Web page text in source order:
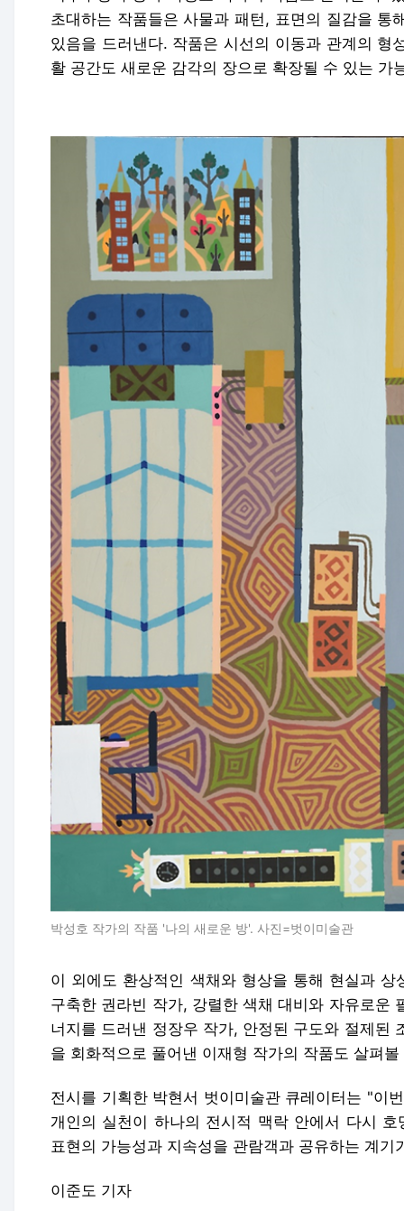
초대하는 작품들은 사물과 패턴, 표면의 질감을 통
있음을 드러낸다. 작품은 시선의 이동과 관계의 형
활 공간도 새로운 감각의 장으로 확장될 수 있는 가
박성호 작가의 작품 '나의 새로운 방'. 사진=벗이미술관
이 외에도 환상적인 색채와 형상을 통해 현실과
구축한 권라빈 작가, 강렬한 색채 대비와 자유로운
너지를 드러낸 정장우 작가, 안정된 구도와 절제된
을 회화적으로 풀어낸 이재형 작가의 작품도 살펴
전시를 기획한 박현서 벗이미술관 큐레이터는 "이
개인의 실천이 하나의 전시적 맥락 안에서 다시
표현의 가능성과 지속성을 관람객과 공유하는 계기
이준도 기자